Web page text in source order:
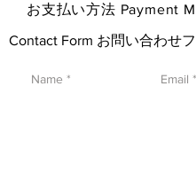
お支払い方法 Payment
Contact Form お問い合わせ